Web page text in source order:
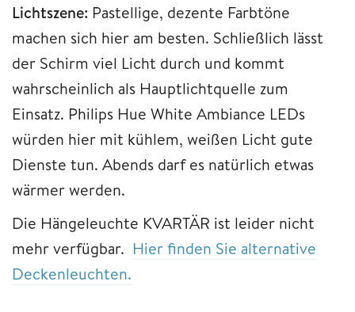
Lichtszene: Pastellige, dezente Farbtöne
machen sich hier am besten. Schließlich lässt
der Schirm viel Licht durch und kommt
wahrscheinlich als Hauptlichtquelle zum
Einsatz. Philips Hue White Ambiance LEDs
würden hier mit kühlem, weißen Licht gute
Dienste tun. Abends darf es natürlich etwas
wärmer werden.
Die Hängeleuchte KVARTÄR ist leider nicht
mehr verfügbar. Hier finden Sie alternative
Deckenleuchten.